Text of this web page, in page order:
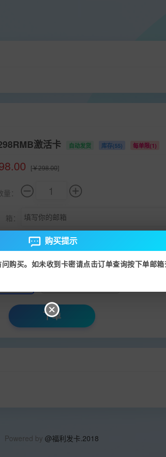
激活卡 自动发货 库存(55) 每单限(1)
[￥298.00]
：
：
下单
Powered by@福利发卡.2018
购买提示
购买。 如未收到卡密请点击订单查询按下单邮